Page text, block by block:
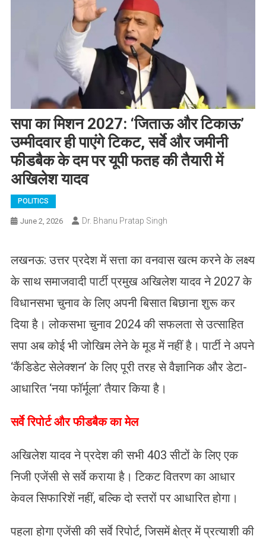
​सपा का मिशन 2027: ‘जिताऊ और टिकाऊ’
उम्मीदवार ही पाएंगे टिकट, सर्वे और जमीनी
फीडबैक के दम पर यूपी फतह की तैयारी में
अखिलेश यादव
POLITICS
June 2, 2026 Dr. Bhanu Pratap Singh
लखनऊ: उत्तर प्रदेश में सत्ता का वनवास खत्म करने के लक्ष्य
के साथ समाजवादी पार्टी प्रमुख अखिलेश यादव ने 2027 के
विधानसभा चुनाव के लिए अपनी बिसात बिछाना शुरू कर
दिया है। लोकसभा चुनाव 2024 की सफलता से उत्साहित
सपा अब कोई भी जोखिम लेने के मूड में नहीं है। पार्टी ने अपने
‘कैंडिडेट सेलेक्शन’ के लिए पूरी तरह से वैज्ञानिक और डेटा-
आधारित ‘नया फॉर्मूला’ तैयार किया है।
​सर्वे रिपोर्ट और फीडबैक का मेल
अखिलेश यादव ने प्रदेश की सभी 403 सीटों के लिए एक
निजी एजेंसी से सर्वे कराया है। टिकट वितरण का आधार
केवल सिफारिशें नहीं, बल्कि दो स्तरों पर आधारित होगा।
पहला होगा एजेंसी की सर्वे रिपोर्ट, जिसमें क्षेत्र में प्रत्याशी की